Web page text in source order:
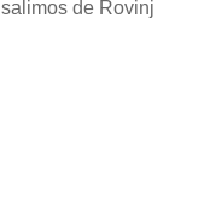
salimos de Rovinj